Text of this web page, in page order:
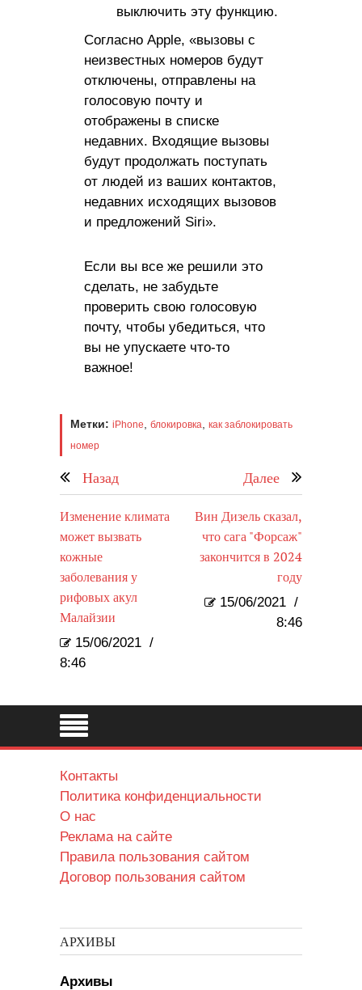
выключить эту функцию.
Согласно Apple, «вызовы с
неизвестных номеров будут
отключены, отправлены на
голосовую почту и
отображены в списке
недавних. Входящие вызовы
будут продолжать поступать
от людей из ваших контактов,
недавних исходящих вызовов
и предложений Siri».
Если вы все же решили это
сделать, не забудьте
проверить свою голосовую
почту, чтобы убедиться, что
вы не упускаете что-то
важное!
Метки: iPhone блокировка
как заблокировать
номер
Назад Далее
Изменение климата
может вызвать
кожные
заболевания у
рифовых акул
Малайзии
15/06/2021 /
8:46
Вин Дизель сказал,
что сага "Форсаж"
закончится в 2024
году
15/06/2021 /
8:46
Контакты
Политика конфиденциальности
О нас
Реклама на сайте
Правила пользования сайтом
Договор пользования сайтом
АРХИВЫ
Архивы